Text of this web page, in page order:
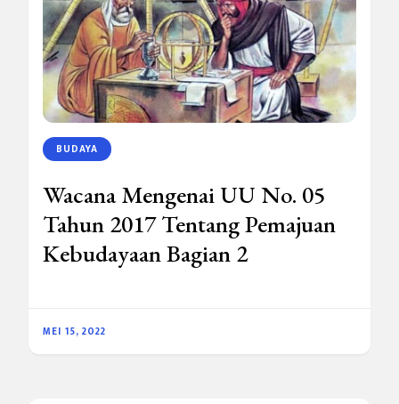
BUDAYA
Wacana Mengenai UU No. 05
Tahun 2017 Tentang Pemajuan
Kebudayaan Bagian 2
MEI 15, 2022